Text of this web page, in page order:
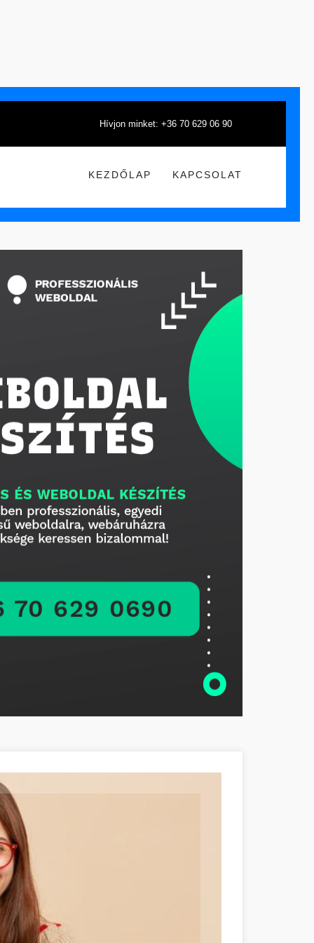
Hívjon minket: +36 70 629 06 90
KEZDŐLAP KAPCSOLAT